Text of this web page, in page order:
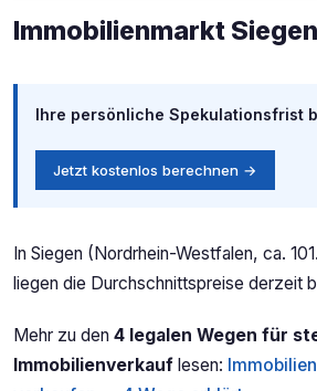
Immobilienmarkt
Ihre persönliche Spekulationsfrist
Jetzt kostenlos berechnen →
In Siegen (Nordrhein-Westfalen, ca.
liegen die Durchschnittspreise derzeit
Mehr zu den 4 legalen Wegen für
Immobilienverkauf lesen: